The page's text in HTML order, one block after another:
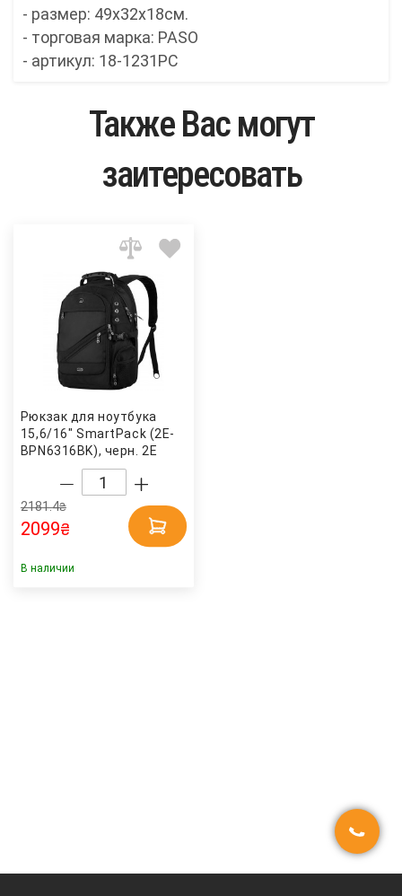
- размер: 49x32x18см.
- торговая марка: PASO
- артикул: 18-1231PC
Также Вас могут
заитересовать
Рюкзак для ноутбука
15,6/16" SmartPack (2E-
BPN6316BK), черн. 2E
2181.4₴
2099₴
В наличии